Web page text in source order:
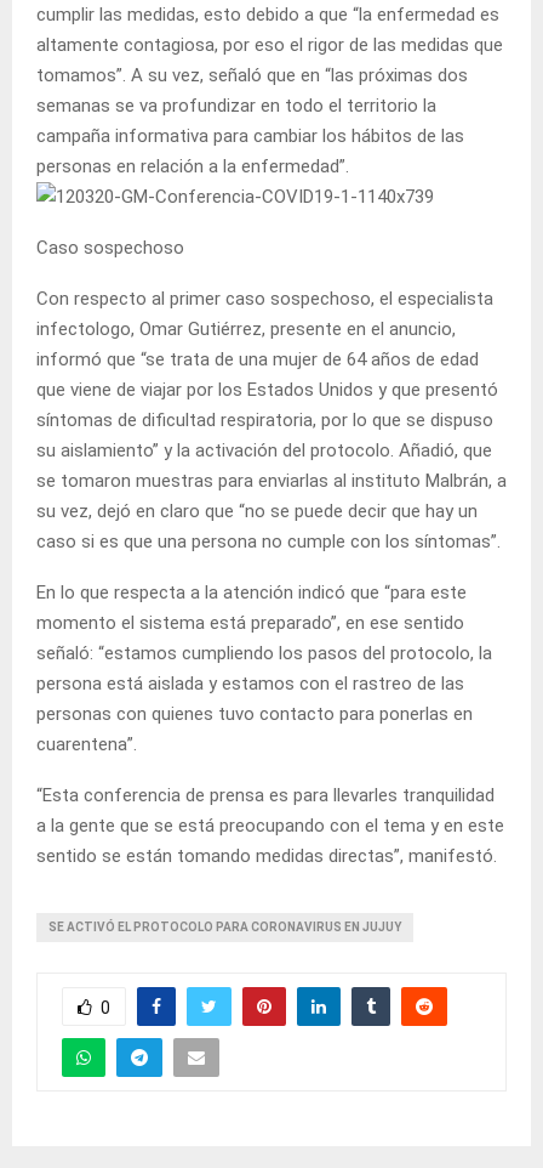
cumplir las medidas, esto debido a que “la enfermedad es
altamente contagiosa, por eso el rigor de las medidas que
tomamos”. A su vez, señaló que en “las próximas dos
semanas se va profundizar en todo el territorio la
campaña informativa para cambiar los hábitos de las
personas en relación a la enfermedad”.
Caso sospechoso
Con respecto al primer caso sospechoso, el especialista
infectologo, Omar Gutiérrez, presente en el anuncio,
informó que “se trata de una mujer de 64 años de edad
que viene de viajar por los Estados Unidos y que presentó
síntomas de dificultad respiratoria, por lo que se dispuso
su aislamiento” y la activación del protocolo. Añadió, que
se tomaron muestras para enviarlas al instituto Malbrán, a
su vez, dejó en claro que “no se puede decir que hay un
caso si es que una persona no cumple con los síntomas”.
En lo que respecta a la atención indicó que “para este
momento el sistema está preparado”, en ese sentido
señaló: “estamos cumpliendo los pasos del protocolo, la
persona está aislada y estamos con el rastreo de las
personas con quienes tuvo contacto para ponerlas en
cuarentena”.
“Esta conferencia de prensa es para llevarles tranquilidad
a la gente que se está preocupando con el tema y en este
sentido se están tomando medidas directas”, manifestó.
SE ACTIVÓ EL PROTOCOLO PARA CORONAVIRUS EN JUJUY
0